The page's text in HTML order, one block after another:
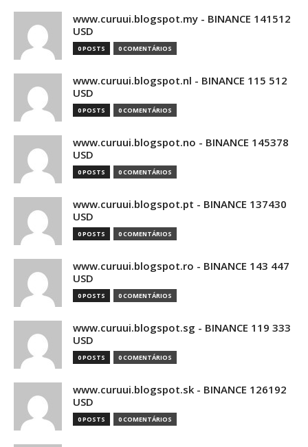
www.curuui.blogspot.my - BINANCE 141512
USD
0 POSTS 0 COMENTÁRIOS
www.curuui.blogspot.nl - BINANCE 115 512
USD
0 POSTS 0 COMENTÁRIOS
www.curuui.blogspot.no - BINANCE 145378
USD
0 POSTS 0 COMENTÁRIOS
www.curuui.blogspot.pt - BINANCE 137430
USD
0 POSTS 0 COMENTÁRIOS
www.curuui.blogspot.ro - BINANCE 143 447
USD
0 POSTS 0 COMENTÁRIOS
www.curuui.blogspot.sg - BINANCE 119 333
USD
0 POSTS 0 COMENTÁRIOS
www.curuui.blogspot.sk - BINANCE 126192
USD
0 POSTS 0 COMENTÁRIOS